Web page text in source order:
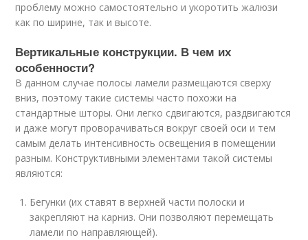
проблему можно самостоятельно и укоротить жалюзи
как по ширине, так и высоте.
Вертикальные конструкции. В чем их
особенности?
В данном случае полосы ламели размещаются сверху
вниз, поэтому такие системы часто похожи на
стандартные шторы. Они легко сдвигаются, раздвигаются
и даже могут проворачиваться вокруг своей оси и тем
самым делать интенсивность освещения в помещении
разным. Конструктивными элементами такой системы
являются:
Бегунки (их ставят в верхней части полоски и
закрепляют на карниз. Они позволяют перемещать
ламели по направляющей).